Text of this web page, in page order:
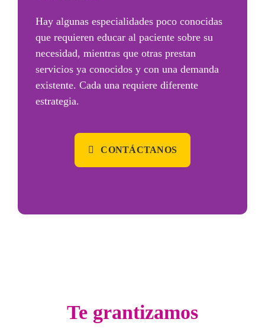
Hay algunas especialidades poco conocidas
que requieren educar al paciente sobre su
necesidad, mientras que otras prestan
servicios ya conocidos y con una demanda
existente. Cada una requiere diferente
estrategia.
CONTÁCTANOS
Te grantizamos